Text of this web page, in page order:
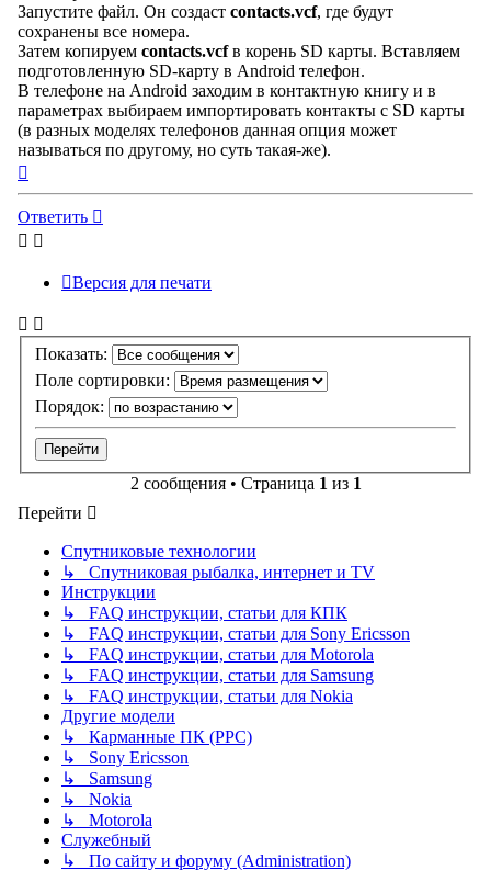
Запустите файл. Он создаст contacts.vcf, где будут
сохранены все номера.
Затем копируем contacts.vcfв корень SD карты. Вставляем
подготовленную SD-карту в Android телефон.
В телефоне на Android заходим в контактную книгу и в
параметрах выбираем импортировать контакты с SD карты
(в разных моделях телефонов данная опция может
называться по другому, но суть такая-же).
началу
Ответить
Версия для печати
Показать:
Поле сортировки:
Порядок:
2 сообщения • Страница 1 из 1
Перейти
Спутниковые технологии
↳ Спутниковая рыбалка, интернет и TV
Инструкции
↳ FAQ инструкции, статьи для КПК
↳ FAQ инструкции, статьи для Sony Ericsson
↳ FAQ инструкции, статьи для Motorola
↳ FAQ инструкции, статьи для Samsung
↳ FAQ инструкции, статьи для Nokia
Другие модели
↳ Карманные ПК (PPC)
↳ Sony Ericsson
↳ Samsung
↳ Nokia
↳ Motorola
Служебный
↳ По сайту и форуму (Administration)